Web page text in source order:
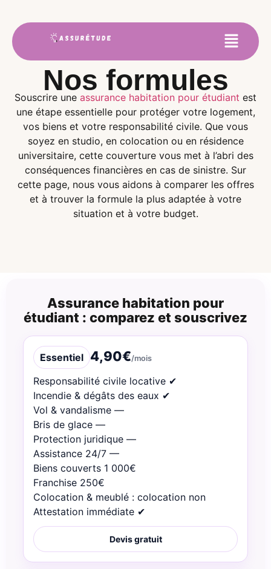
Nos formules
Souscrire une assurance habitation pour étudiant est
une étape essentielle pour protéger votre logement,
vos biens et votre responsabilité civile. Que vous
soyez en studio, en colocation ou en résidence
universitaire, cette couverture vous met à l’abri des
conséquences financières en cas de sinistre. Sur
cette page, nous vous aidons à comparer les offres
et à trouver la formule la plus adaptée à votre
situation et à votre budget.
Assurance habitation pour
étudiant : comparez et souscrivez
Essentiel 4,90€/mois
Responsabilité civile locative ✔︎
Incendie & dégâts des eaux ✔︎
Vol & vandalisme —
Bris de glace —
Protection juridique —
Assistance 24/7 —
Biens couverts 1 000€
Franchise 250€
Colocation & meublé : colocation non
Attestation immédiate ✔︎
Devis gratuit